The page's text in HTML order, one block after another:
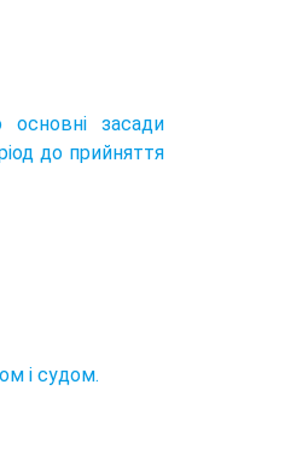
засади
до прийняття
і судом.